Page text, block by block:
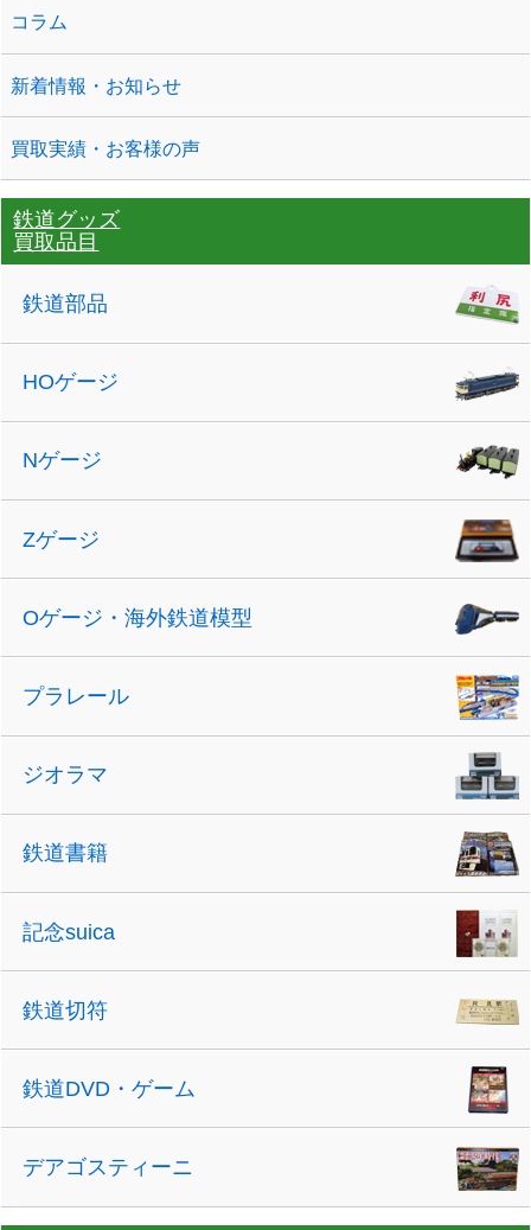
コラム
新着情報・お知らせ
買取実績・お客様の声
鉄道グッズ
買取品目
鉄道部品
HOゲージ
Nゲージ
Zゲージ
Oゲージ・海外鉄道模型
プラレール
ジオラマ
鉄道書籍
記念suica
鉄道切符
鉄道DVD・ゲーム
デアゴスティーニ